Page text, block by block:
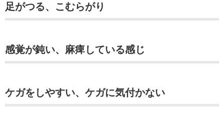
足がつる、こむらがり
感覚が鈍い、麻痺している感じ
ケガをしやすい、ケガに気付かない